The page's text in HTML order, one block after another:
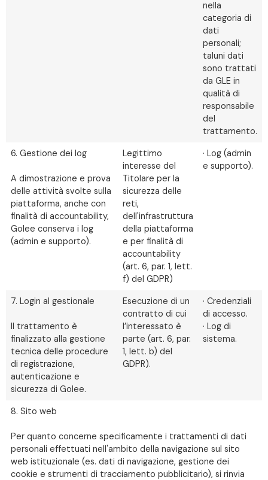
nella
categoria di
dati
personali;
taluni dati
sono trattati
da GLE in
qualità di
responsabile
del
trattamento.
6. Gestione dei log
A dimostrazione e prova
delle attività svolte sulla
piattaforma, anche con
finalità di accountability,
Golee conserva i log
(admin e supporto).
Legittimo
interesse del
Titolare per la
sicurezza delle
reti,
dell'infrastruttura
della piattaforma
e per finalità di
accountability
(art. 6, par. 1, lett.
f) del GDPR)
· Log (admin
e supporto).
7. Login al gestionale
Il trattamento è
finalizzato alla gestione
tecnica delle procedure
di registrazione,
autenticazione e
sicurezza di Golee.
Esecuzione di un
contratto di cui
l’interessato è
parte (art. 6, par.
1, lett. b) del
GDPR).
· Credenziali
di accesso.
· Log di
sistema.
8. Sito web
Per quanto concerne specificamente i trattamenti di dati
personali effettuati nell'ambito della navigazione sul sito
web istituzionale (es. dati di navigazione, gestione dei
cookie e strumenti di tracciamento pubblicitario), si rinvia